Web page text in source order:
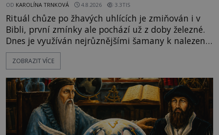
OD KAROLÍNA TRNKOVÁ 4.8.2026 3.3TIS
Rituál chůze po žhavých uhlících je zmiňován i v
Bibli, první zmínky ale pochází už z doby železné.
Dnes je využíván nejrůznějšími šamany k nalezení
spirituální síly či vnitřního klidu. Jak funguje a proč
si při něm člověk nepopálí nohy, což bylo
nadpřirozeného? Histori
ZOBRAZIT VÍCE